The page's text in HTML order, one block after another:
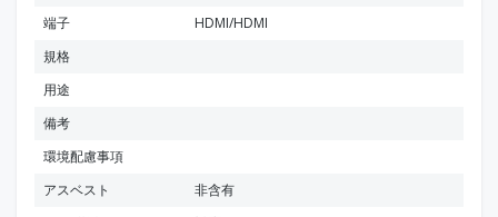
端子
HDMI/HDMI
規格
用途
備考
環境配慮事項
アスベスト
非含有